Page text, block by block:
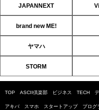
JAPANNEXT
brand new ME!
ヤマハ
STORM
TOP ASCII倶楽部 ビジネス TECH
アキバ スマホ スタートアップ プログ